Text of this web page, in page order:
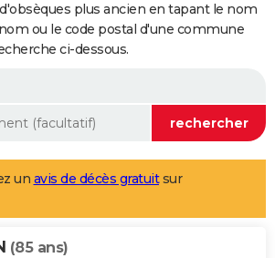
plus ancien en tapant le nom
ou le code postal d'une commune
ci-dessous.
un avis de décès gratuitsur
(85 ans)